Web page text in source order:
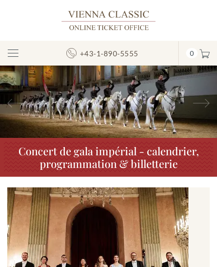
Afficher/masquer
la
navigation
+43-1-890-5555 0
Précédent
Concert de gala impérial - calendrier,
programmation & billetterie